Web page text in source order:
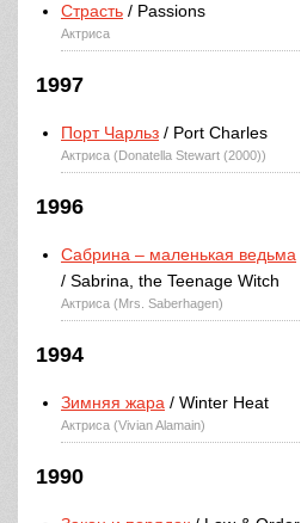
Страсть / Passions
Актриса
1997
Порт Чарльз / Port Charles
Актриса (Donatella Stewart (2000))
1996
Сабрина – маленькая ведьма
/ Sabrina, the Teenage Witch
Актриса (Mrs. Saberhagen)
1994
Зимняя жара / Winter Heat
Актриса (Vivian Alamain)
1990